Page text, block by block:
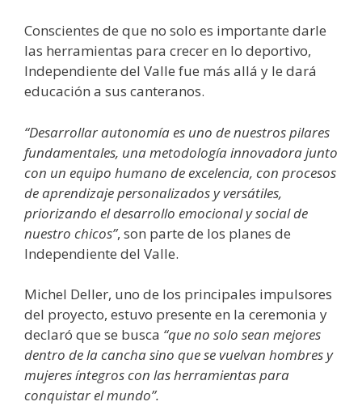
Conscientes de que no solo es importante darle
las herramientas para crecer en lo deportivo,
Independiente del Valle fue más allá y le dará
educación a sus canteranos.
“Desarrollar autonomía es uno de nuestros pilares
fundamentales, una metodología innovadora junto
con un equipo humano de excelencia, con procesos
de aprendizaje personalizados y versátiles,
priorizando el desarrollo emocional y social de
nuestro chicos”, son parte de los planes de
Independiente del Valle.
Michel Deller, uno de los principales impulsores
del proyecto, estuvo presente en la ceremonia y
declaró que se busca “que no solo sean mejores
dentro de la cancha sino que se vuelvan hombres y
mujeres íntegros con las herramientas para
conquistar el mundo”.